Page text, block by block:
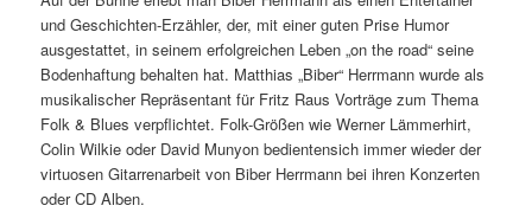
und Geschichten-Erzähler, der, mit einer guten Prise Humor
ausgestattet, in seinem erfolgreichen Leben „on the road“ seine
Bodenhaftung behalten hat. Matthias „Biber“ Herrmann wurde als
musikalischer Repräsentant für Fritz Raus Vorträge zum Thema
Folk & Blues verpflichtet. Folk-Größen wie Werner Lämmerhirt,
Colin Wilkie oder David Munyon bedientensich immer wieder der
virtuosen Gitarrenarbeit von Biber Herrmann bei ihren Konzerten
oder CD Alben.